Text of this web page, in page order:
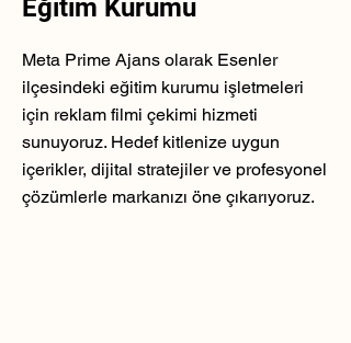
Eğitim Kurumu
Meta Prime Ajans olarak Esenler
ilçesindeki eğitim kurumu işletmeleri
için reklam filmi çekimi hizmeti
sunuyoruz. Hedef kitlenize uygun
içerikler, dijital stratejiler ve profesyonel
çözümlerle markanızı öne çıkarıyoruz.